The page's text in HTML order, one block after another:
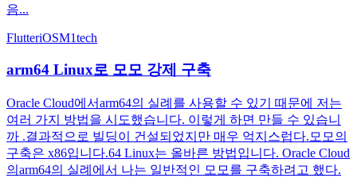
음...
FlutteriOSM1tech
arm64 Linux로 모모 강제 구축
Oracle Cloud에서arm64의 실례를 사용할 수 있기 때문에 저는
여러 가지 방법을 시도했습니다. 이렇게 하면 만들 수 있습니
까 .결과적으로 빌딩이 건설되었지만 매우 억지스럽다.모모의
구축은 x86입니다.64 Linux는 올바른 방법입니다. Oracle Cloud
의arm64의 실례에서 나는 일반적인 모모를 구축하려고 했다.